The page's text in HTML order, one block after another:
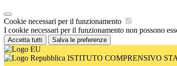
Cookie necessari per il funzionamento
I cookie necessari per il funzionamento non possono
Accetta tutti Salva le preferenze
ISTITUTO COMPRENSIVO